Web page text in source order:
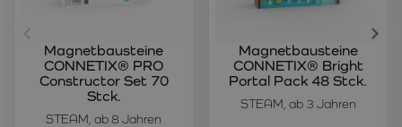
STEAM, ab 8 Jahren
Magnetbausteine
CONNETIX® PRO
Constructor Set 70
Stck.
STEAM, ab 3 Jahren
Magnetbausteine
CONNETIX® Bright
Portal Pack 48 Stck.